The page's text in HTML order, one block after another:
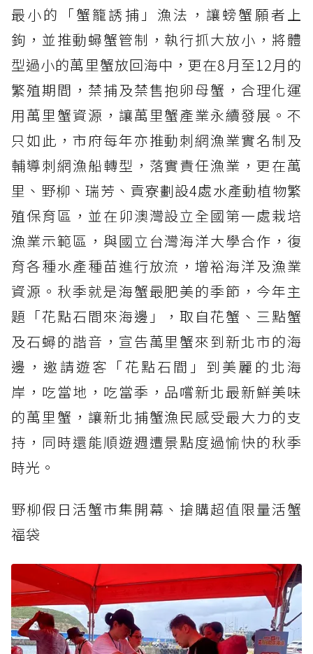
最小的「蟹籠誘捕」漁法，讓螃蟹願者上
鉤，並推動蟳蟹管制，執行抓大放小，將體
型過小的萬里蟹放回海中，更在8月至12月的
繁殖期間，禁捕及禁售抱卵母蟹，合理化運
用萬里蟹資源，讓萬里蟹產業永續發展。不
只如此，市府每年亦推動刺網漁業實名制及
輔導刺網漁船轉型，落實責任漁業，更在萬
里、野柳、瑞芳、貢寮劃設4處水產動植物繁
殖保育區，並在卯澳灣設立全國第一處栽培
漁業示範區，與國立台灣海洋大學合作，復
育各種水產種苗進行放流，增裕海洋及漁業
資源。秋季就是海蟹最肥美的季節，今年主
題「花點石間來海邊」，取自花蟹、三點蟹
及石蟳的諧音，宣告萬里蟹來到新北市的海
邊，邀請遊客「花點石間」到美麗的北海
岸，吃當地，吃當季，品嚐新北最新鮮美味
的萬里蟹，讓新北捕蟹漁民感受最大力的支
持，同時還能順遊週遭景點度過愉快的秋季
時光。
野柳假日活蟹市集開幕、搶購超值限量活蟹
福袋